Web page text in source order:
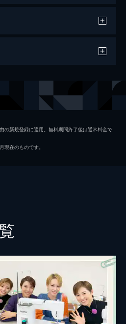
の新規登録に適用。無料期間終了後は通常料金で
在のものです。